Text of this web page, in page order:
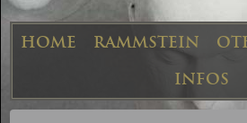
HOME RAMMSTEIN
INFOS